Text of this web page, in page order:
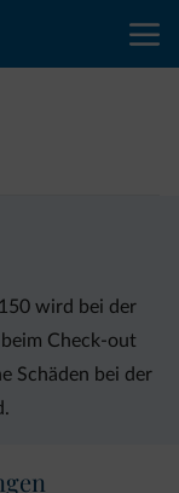
wird bei der
Check-out
Schäden bei der